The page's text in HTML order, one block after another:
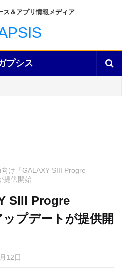
＆アプリ情報メディア
プシス
け「GALAXY SIII Progre
提供開始
SIII Progre
プデートが提供開
12日